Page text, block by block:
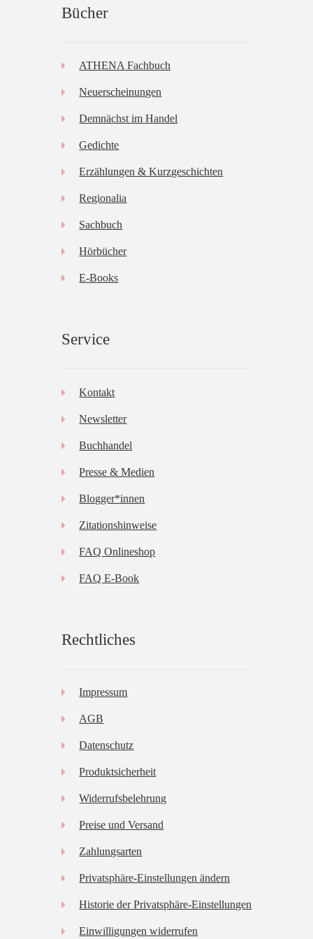
Bücher
ATHENA Fachbuch
Neuerscheinungen
Demnächst im Handel
Gedichte
Erzählungen & Kurzgeschichten
Regionalia
Sachbuch
Hörbücher
E-Books
Service
Kontakt
Newsletter
Buchhandel
Presse & Medien
Blogger*innen
Zitationshinweise
FAQ Onlineshop
FAQ E-Book
Rechtliches
Impressum
AGB
Datenschutz
Produktsicherheit
Widerrufsbelehrung
Preise und Versand
Zahlungsarten
Privatsphäre-Einstellungen ändern
Historie der Privatsphäre-Einstellungen
Einwilligungen widerrufen